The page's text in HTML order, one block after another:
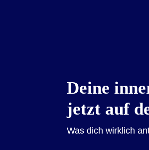
Deine
jetzt auf
Was dich wirklich